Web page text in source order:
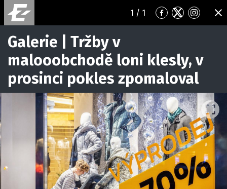
1 / 1
Přejít
na
Přejít
na
Přejít
na
Galerie | Tržby v
malooobchodě loni klesly, v
prosinci pokles zpomaloval